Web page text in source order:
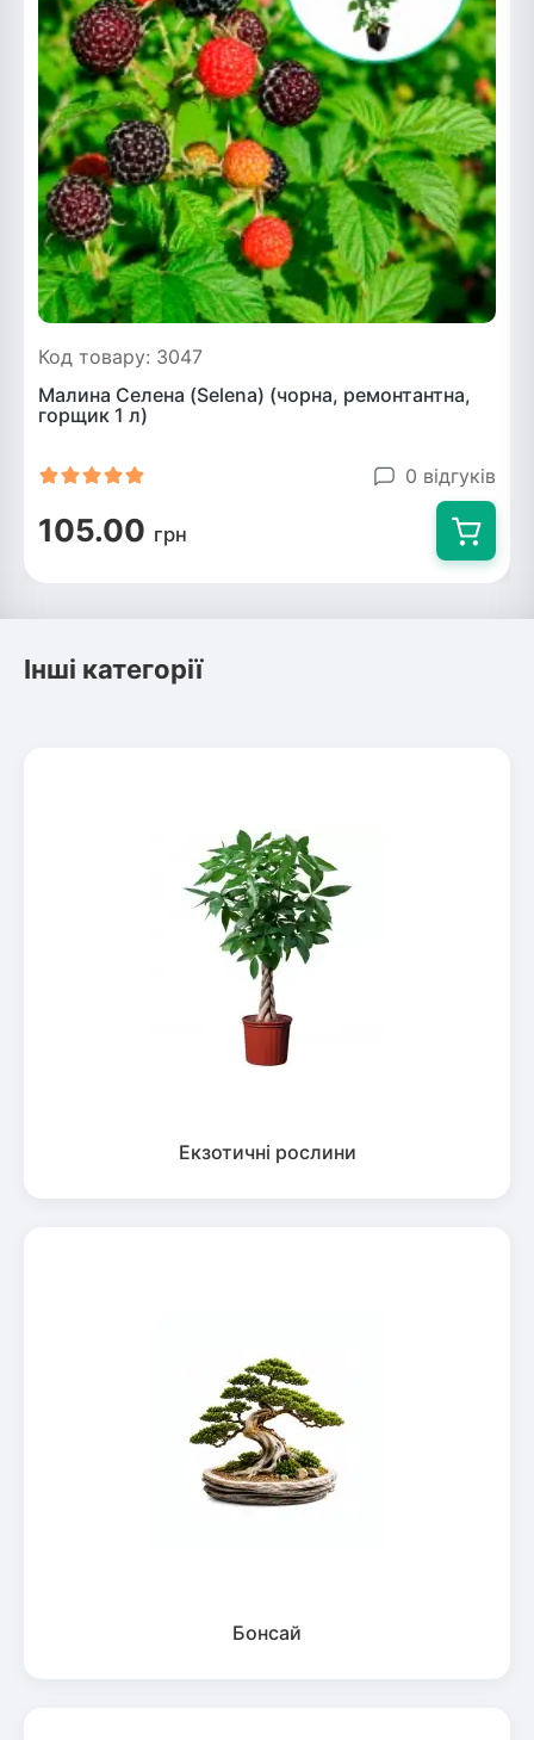
Код товару: 3047
Малина Селена (Selena) (чорна, ремонтантна,
горщик 1 л)
0 відгуків
105.00 грн
Інші категорії
Екзотичні рослини
Бонсай